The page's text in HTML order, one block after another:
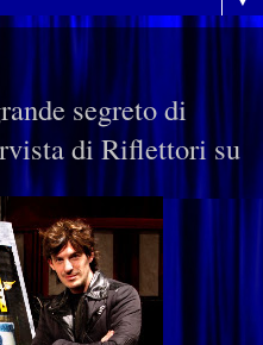
segreto di
di Riflettori su